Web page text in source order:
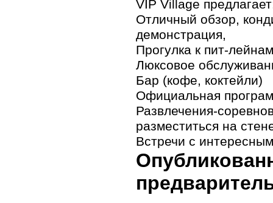
VIP Village
Отличный обзор,
демонстрация,
Прогулка к пит-
Люксовое
Бар (кофе, коктейли)
Официальная
Развлечения-
разместиться на
Встречи с